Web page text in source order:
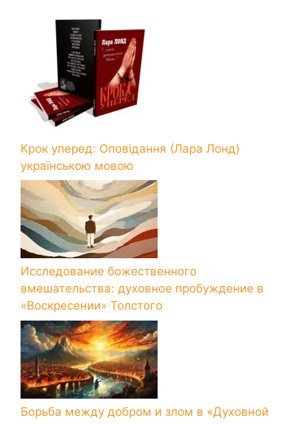
Крок уперед: Оповідання (Лара Лонд)
українською мовою
Исследование божественного
вмешательства: духовное пробуждение в
«Воскресении» Толстого
Борьба между добром и злом в «Духовной